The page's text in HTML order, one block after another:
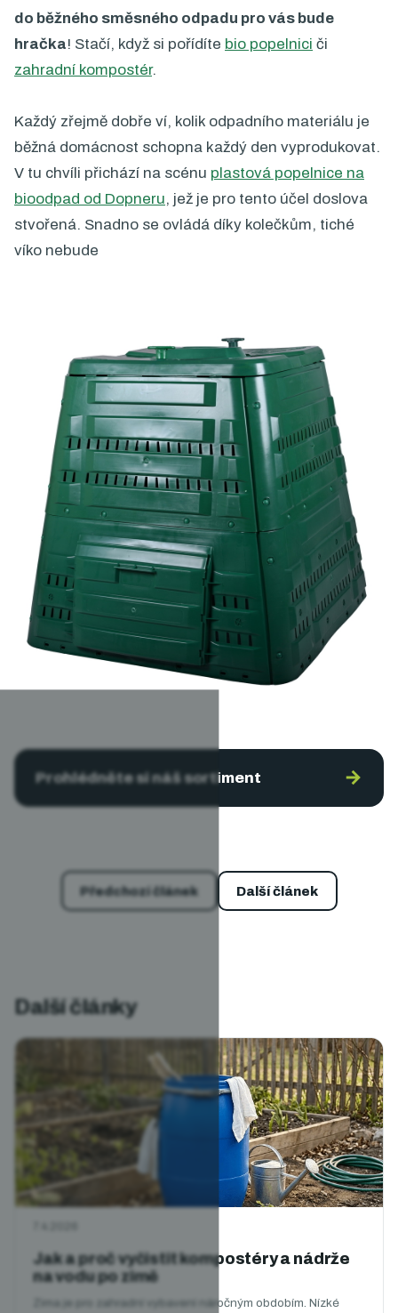
do běžného směsného odpadu pro vás bude
hračka! Stačí, když si pořídíte bio popelnici či
zahradní kompostér.
Každý zřejmě dobře ví, kolik odpadního materiálu je
běžná domácnost schopna každý den vyprodukovat.
V tu chvíli přichází na scénu plastová popelnice na
bioodpad od Dopneru, jež je pro tento účel doslova
stvořená. Snadno se ovládá díky kolečkům, tiché
víko nebude
Prohlédněte si náš sortiment →
Předchozí článek Další článek
Další články
Jak a proč vyčistit kompostéry a nádrže
na vodu po zimě
Zima je pro zahradní vybavení náročným obdobím. Nízké